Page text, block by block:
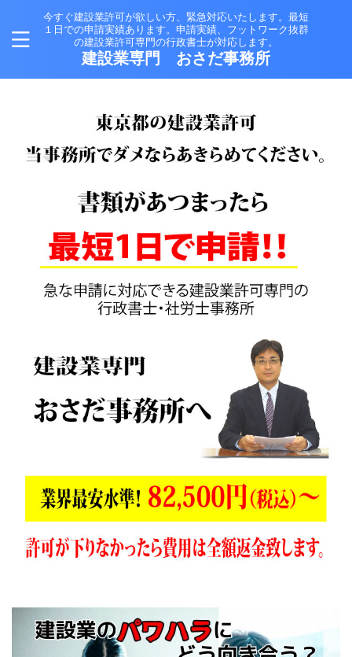
今すぐ建設業許可が欲しい方、緊急対応いたします。最短
１日での申請実績あります。申請実績、フットワーク抜群
の建設業許可専門の行政書士が対応します。
建設業専門 おさだ事務所